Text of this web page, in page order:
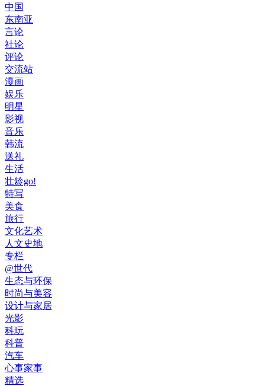
中国
东南亚
言论
社论
评论
交流站
漫画
娱乐
明星
影视
音乐
韩流
送礼
生活
壮龄go!
特写
美食
旅行
文化艺术
人文史地
专栏
@世代
生态与环保
时尚与美容
设计与家居
光影
科玩
科普
汽车
心事家事
精选